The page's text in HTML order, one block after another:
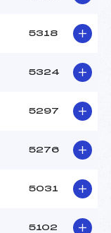
5318
5324
5297
5276
5031
5102